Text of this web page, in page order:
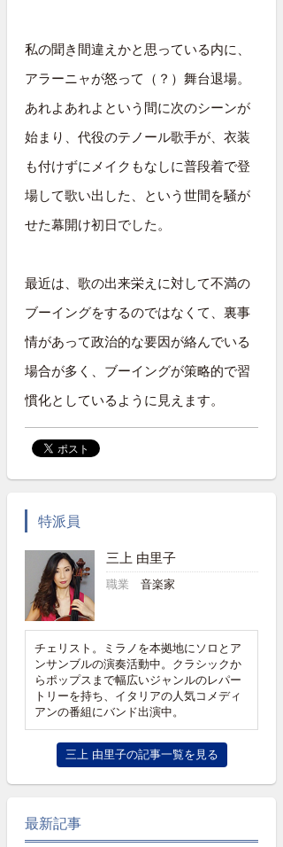
私の聞き間違えかと思っている内に、
アラーニャが怒って（？）舞台退場。
あれよあれよという間に次のシーンが
始まり、代役のテノール歌手が、衣装
も付けずにメイクもなしに普段着で登
場して歌い出した、という世間を騒が
せた幕開け初日でした。
最近は、歌の出来栄えに対して不満の
ブーイングをするのではなくて、裏事
情があって政治的な要因が絡んでいる
場合が多く、ブーイングが策略的で習
慣化としているように見えます。
特派員
三上 由里子
職業 音楽家
チェリスト。ミラノを本拠地にソロとア
ンサンブルの演奏活動中。クラシックか
らポップスまで幅広いジャンルのレパー
トリーを持ち、イタリアの人気コメディ
アンの番組にバンド出演中。
三上 由里子の記事一覧を見る
最新記事